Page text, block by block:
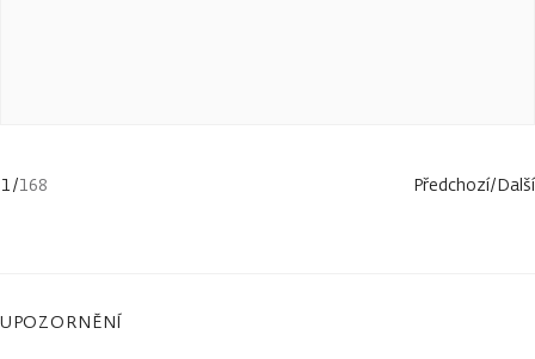
1/168 Předchozí/Další
UPOZORNĚNÍ